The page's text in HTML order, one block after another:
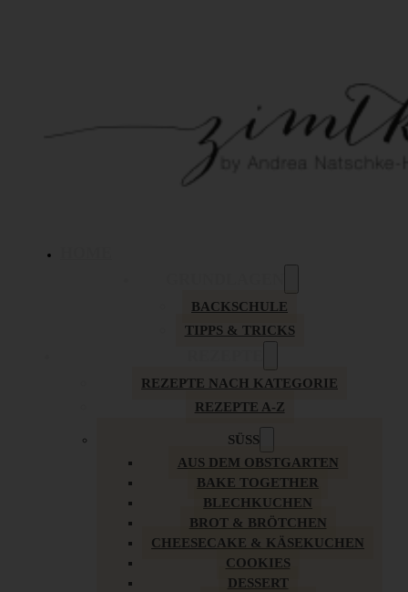
BACKSCHULE
TIPPS & TRICKS
REZEPTE NACH KATEGORIE
REZEPTE A-Z
SÜSS
AUS DEM OBSTGARTEN
BAKE TOGETHER
BLECHKUCHEN
BROT & BRÖTCHEN
CHEESECAKE & KÄSEKUCHEN
COOKIES
DESSERT